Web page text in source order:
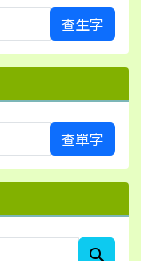
查生字
查單字